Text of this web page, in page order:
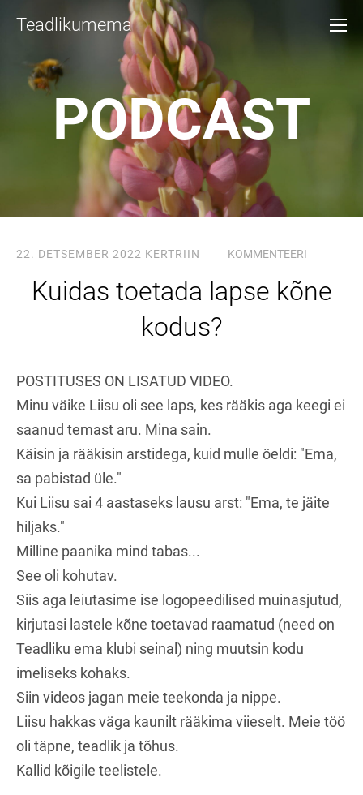
Teadlikumema
PODCAST
22. DETSEMBER 2022 KERTRIIN KOMMENTEERI
Kuidas toetada lapse kõne
kodus?
POSTITUSES ON LISATUD VIDEO.
Minu väike Liisu oli see laps, kes rääkis aga keegi ei
saanud temast aru. Mina sain.
Käisin ja rääkisin arstidega, kuid mulle öeldi: "Ema,
sa pabistad üle."
Kui Liisu sai 4 aastaseks lausu arst: "Ema, te jäite
hiljaks."
Milline paanika mind tabas...
See oli kohutav.
Siis aga leiutasime ise logopeedilised muinasjutud,
kirjutasi lastele kõne toetavad raamatud (need on
Teadliku ema klubi seinal) ning muutsin kodu
imeliseks kohaks.
Siin videos jagan meie teekonda ja nippe.
Liisu hakkas väga kaunilt rääkima viieselt. Meie töö
oli täpne, teadlik ja tõhus.
Kallid kõigile teelistele.